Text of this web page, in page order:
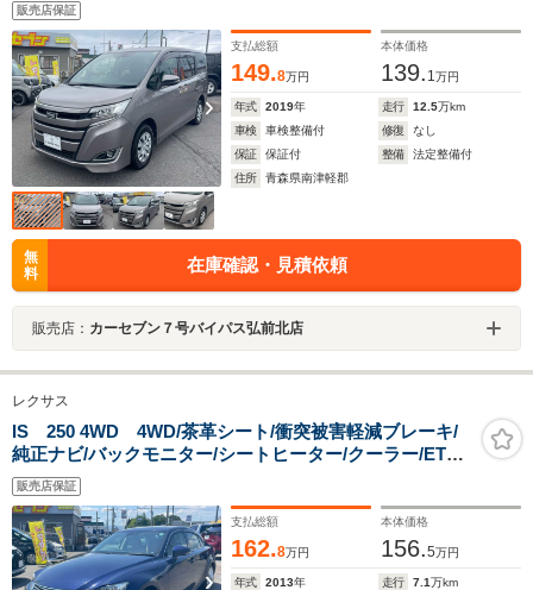
ル/LEDヘッドライト/オートライト/ETC
販売店保証
支払総額
149.8万円
本体価格
139. 1万円
年式 2019年 走行 12.5万km
車検
車検整備付 修復
なし
保証
保証付 整備
法定整備付
住所
青森県南津軽郡
無
料
在庫確認・見積依頼
販売店： カーセブン７号バイパス弘前北店
レクサス
IS 250 4WD 4WD/茶革シート/衝突被害軽減ブレーキ/
純正ナビ/バックモニター/シートヒーター/クーラー/ETC/
パワーシートメモリ付/スマートキー/HIDライト/クルーズ
コントロール/ブラインドスポットモニター
販売店保証
支払総額
162.8万円
本体価格
156.5万円
年式 2013年 走行 7.1万km